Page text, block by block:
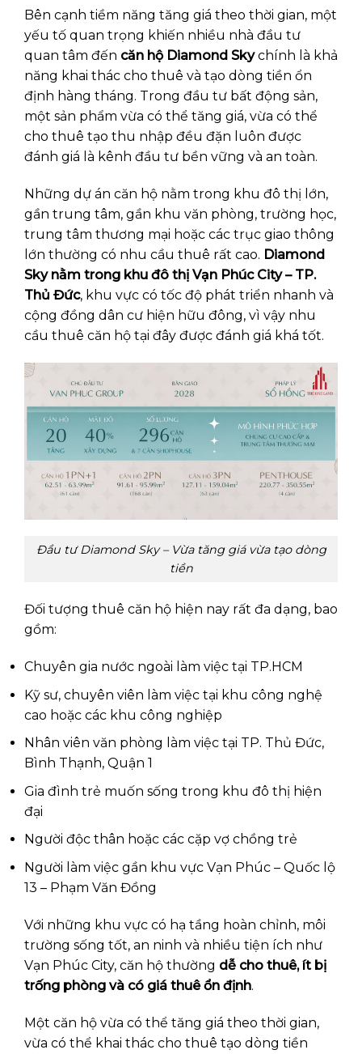
Bên cạnh tiềm năng tăng giá theo thời gian, một
yếu tố quan trọng khiến nhiều nhà đầu tư
quan tâm đến căn hộ Diamond Skychính là khả
năng khai thác cho thuê và tạo dòng tiền ổn
định hàng tháng. Trong đầu tư bất động sản,
một sản phẩm vừa có thể tăng giá, vừa có thể
cho thuê tạo thu nhập đều đặn luôn được
đánh giá là kênh đầu tư bền vững và an toàn.
Những dự án căn hộ nằm trong khu đô thị lớn,
gần trung tâm, gần khu văn phòng, trường học,
trung tâm thương mại hoặc các trục giao thông
lớn thường có nhu cầu thuê rất cao. Diamond
Sky nằm trong khu đô thị Vạn Phúc City – TP.
Thủ Đức, khu vực có tốc độ phát triển nhanh và
cộng đồng dân cư hiện hữu đông, vì vậy nhu
cầu thuê căn hộ tại đây được đánh giá khá tốt.
Đầu tư Diamond Sky – Vừa tăng giá vừa tạo dòng
tiền
Đối tượng thuê căn hộ hiện nay rất đa dạng, bao
gồm:
Chuyên gia nước ngoài làm việc tại TP.HCM
Kỹ sư, chuyên viên làm việc tại khu công nghệ
cao hoặc các khu công nghiệp
Nhân viên văn phòng làm việc tại TP. Thủ Đức,
Bình Thạnh, Quận 1
Gia đình trẻ muốn sống trong khu đô thị hiện
đại
Người độc thân hoặc các cặp vợ chồng trẻ
Người làm việc gần khu vực Vạn Phúc – Quốc lộ
13 – Phạm Văn Đồng
Với những khu vực có hạ tầng hoàn chỉnh, môi
trường sống tốt, an ninh và nhiều tiện ích như
Vạn Phúc City, căn hộ thường dễ cho thuê, ít bị
trống phòng và có giá thuê ổn định.
Một căn hộ vừa có thể tăng giá theo thời gian,
vừa có thể khai thác cho thuê tạo dòng tiền